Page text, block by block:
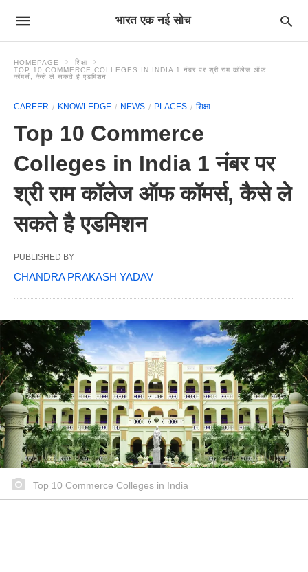
भारत एक नई सोच
HOMEPAGE
शिक्षा
TOP 10 COMMERCE COLLEGES IN INDIA 1 नंबर पर श्री राम कॉलेज ऑफ
कॉमर्स, कैसे ले सकते है एडमिशन
CAREER KNOWLEDGE NEWS PLACES शिक्षा
Top 10 Commerce
Colleges in India 1 नंबर पर
श्री राम कॉलेज ऑफ कॉमर्स, कैसे ले
सकते है एडमिशन
PUBLISHED BY
CHANDRA PRAKASH YADAV
Top 10 Commerce Colleges in India